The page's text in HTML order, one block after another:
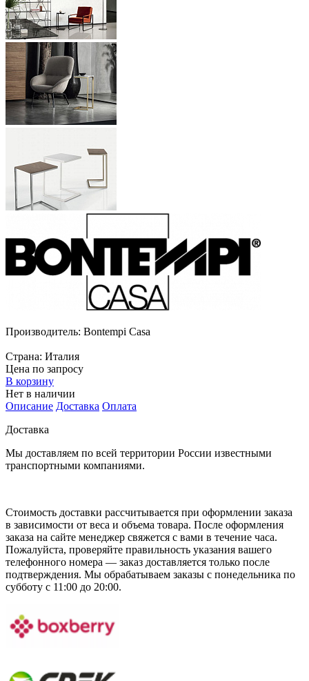
Производитель: Bontempi Casa
Страна: Италия
Цена по запросу
В корзину
Нет в наличии
Описание Доставка Оплата
Доставка
Мы доставляем по всей территории России известными
транспортными компаниями.
Стоимость доставки рассчитывается при оформлении заказа
в зависимости от веса и объема товара. После оформления
заказа на сайте менеджер свяжется с вами в течение часа.
Пожалуйста, проверяйте правильность указания вашего
телефонного номера — заказ доставляется только после
подтверждения. Мы обрабатываем заказы с понедельника по
субботу с 11:00 до 20:00.